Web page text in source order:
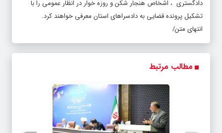
دادگستری ، اشخاص هنجار شکن و روزه خوار در انظار عمومی را با
تشکیل پرونده قضایی به دادسراهای استان معرفی خواهند کرد.
انتهای متن/
مطالب مرتبط